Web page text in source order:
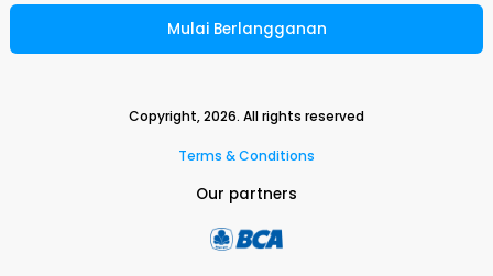
Mulai Berlangganan
Copyright,2026. All rights reserved
Terms & Conditions
Our partners